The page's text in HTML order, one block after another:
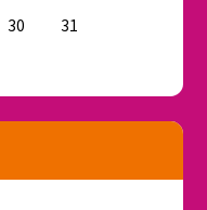
30 31